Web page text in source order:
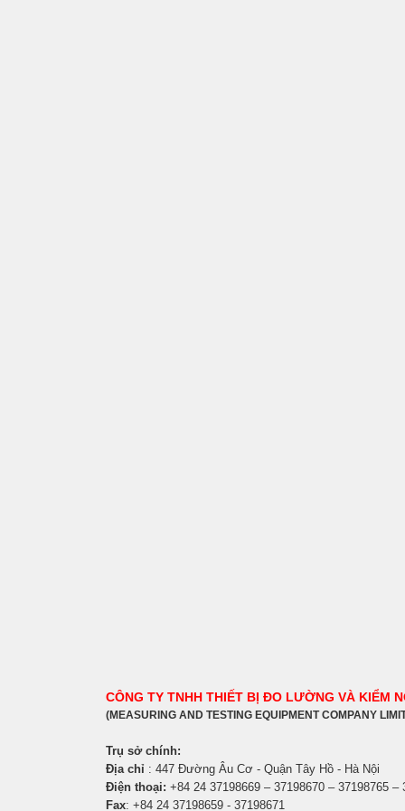
CÔNG TY TNHH THIẾT BỊ ĐO LƯỜNG VÀ KIỂM
(MEASURING AND TESTING EQUIPMENT COMPANY
Trụ sở chính:
Địa chỉ : 447 Đường Âu Cơ - Quận Tây Hồ - Hà Nội
Điện thoại: +84 24 37198669 – 37198670 – 37198765 –
Fax: +84 24 37198659 - 37198671